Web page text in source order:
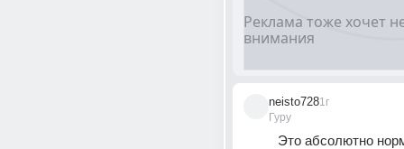
neisto728
Гуру
1г
Это абсолютно